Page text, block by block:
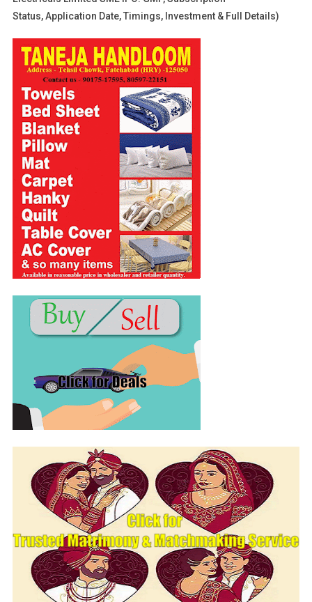
Status, Application Date, Timings, Investment & Full Details)